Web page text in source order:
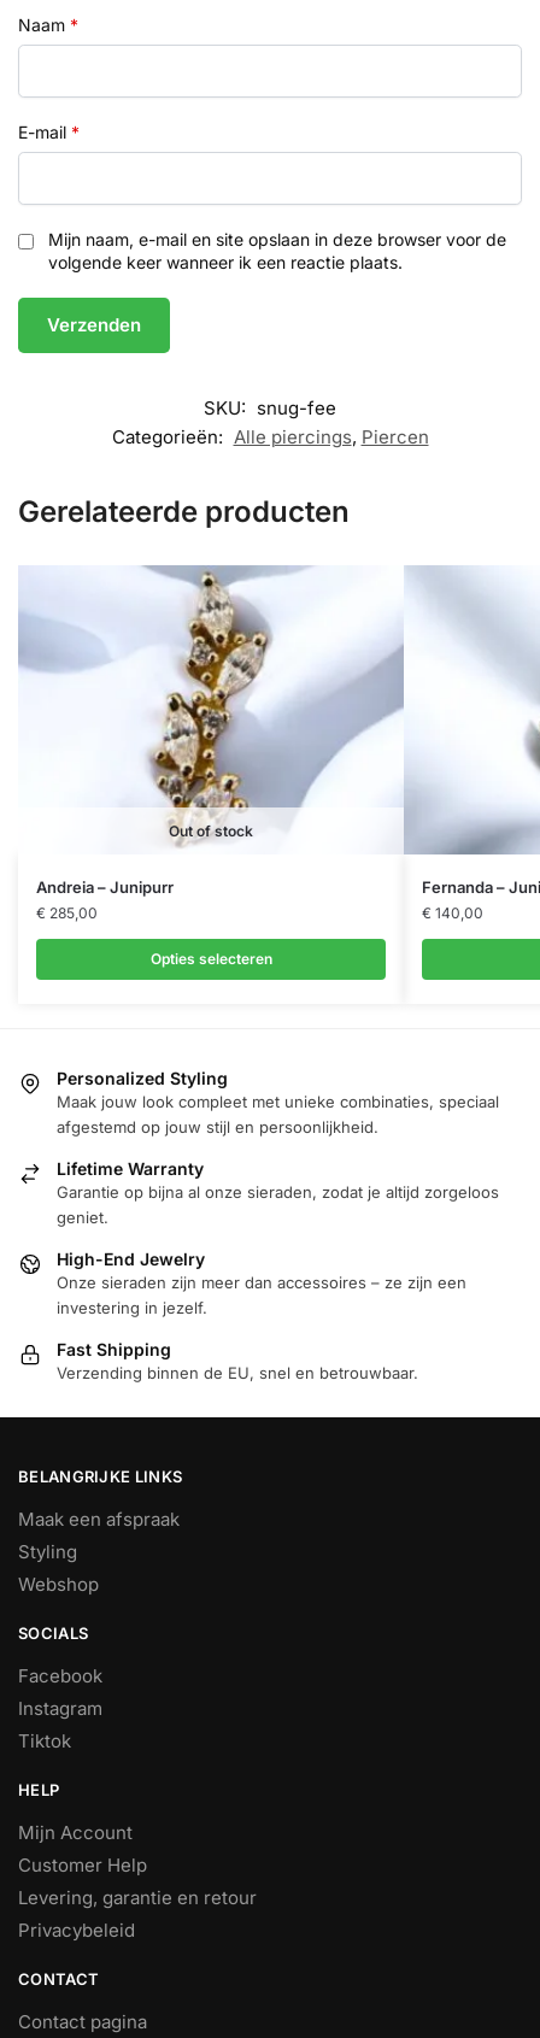
Naam *
E-mail *
Mijn naam, e-mail en site opslaan in deze browser voor de
volgende keer wanneer ik een reactie plaats.
SKU: snug-fee
Categorieën: Alle piercings, Piercen
Gerelateerde producten
Out of stock
Andreia – Junipurr
€ 285,00
Opties selecteren
Dit
product
heeft
meerdere
kan
gekozen
op
productpagina
Fernanda –
€ 140,00
Personalized Styling
Maak jouw look compleet met unieke combinaties, speciaal
afgestemd op jouw stijl en persoonlijkheid.
Lifetime Warranty
Garantie op bijna al onze sieraden, zodat je altijd zorgeloos
geniet.
High-End Jewelry
Onze sieraden zijn meer dan accessoires – ze zijn een
investering in jezelf.
Fast Shipping
Verzending binnen de EU, snel en betrouwbaar.
BELANGRIJKE LINKS
Maak een afspraak
Styling
Webshop
SOCIALS
Facebook
Instagram
Tiktok
HELP
Mijn Account
Customer Help
Levering, garantie en retour
Privacybeleid
CONTACT
Contact pagina